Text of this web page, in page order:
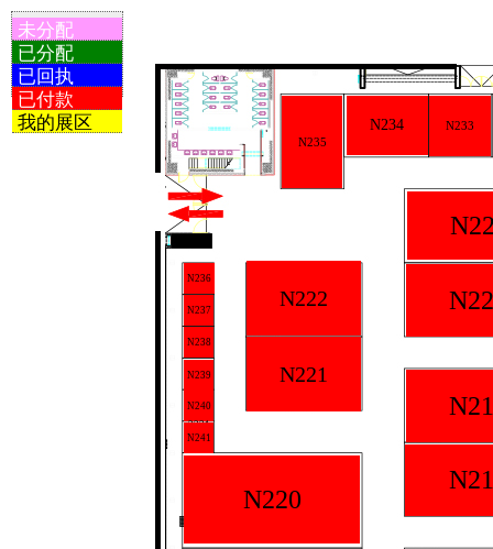
未分配
已分配
已回执
已付款
我的展区
N235
N222
N221
N220
N233
N234
N236
N237
N238
N239
N240
2231
N241